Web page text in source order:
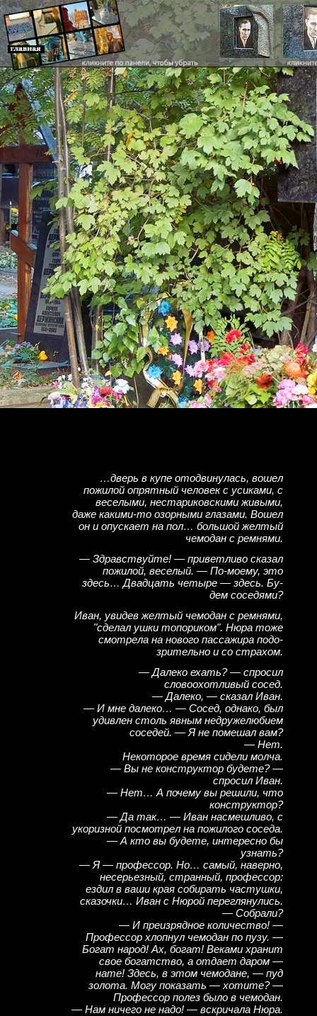
…дверь в купе отодвинулась, вошел
пожилой опрятный человек с усиками, с
веселыми, нестариковскими живыми,
даже какими-то озорными глазами. Вошел
он и опускает на пол… большой желтый
чемодан с ремнями.
— Здравствуйте! — приветливо сказал
пожилой, весе­лый. — По-моему, это
здесь… Двадцать четыре — здесь. Бу­
дем соседями?
Иван, увидев желтый чемодан с ремнями,
"сделал ушки топориком". Нюра тоже
смотрела на нового пассажира подо­
зрительно и со страхом.
— Далеко ехать? — спросил
словоохотливый сосед.
— Далеко, — сказал Иван.
— И мне далеко… — Сосед, однако, был
удивлен столь явным недружелюбием
соседей. — Я не помешал вам?
— Нет.
Некоторое время сидели молча.
— Вы не конструктор будете? —
спросил Иван.
— Нет… А почему вы решили, что
конструктор?
— Да так… — Иван насмешливо, с
укоризной посмотрел на пожилого соседа.
— А кто вы будете, интересно бы
узнать?
— Я — профессор. Но… самый, наверно,
несерьезный, странный, профессор:
ездил в ваши края собирать частушки,
сказочки… Иван с Нюрой переглянулись.
— Собрали?
— И преизрядное количество! —
Профессор хлопнул че­модан по пузу. —
Богат народ! Ах, богат! Веками хранит
свое богатство, а отдает даром —
нате! Здесь, в этом чемодане, — пуд
золота. Могу показать — хотите? —
Профессор полез бы­ло в чемодан.
— Нам ничего не надо! — вскричала Нюра.